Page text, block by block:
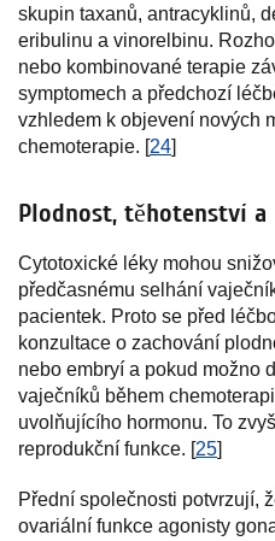
skupin taxanů, antracyklinů,
eribulinu a vinorelbinu.
nebo kombinované terapie
symptomech a předchozí
vzhledem k objevení nových
chemoterapie. [24]
Plodnost, těhotenství
Cytotoxické léky mohou
předčasnému selhání
pacientek. Proto se před
konzultace o zachování
nebo embryí a pokud možno
vaječníků během
uvolňujícího hormonu. To
reprodukční funkce. [25]
Přední společnosti potvrzují,
ovariální funkce agonisty